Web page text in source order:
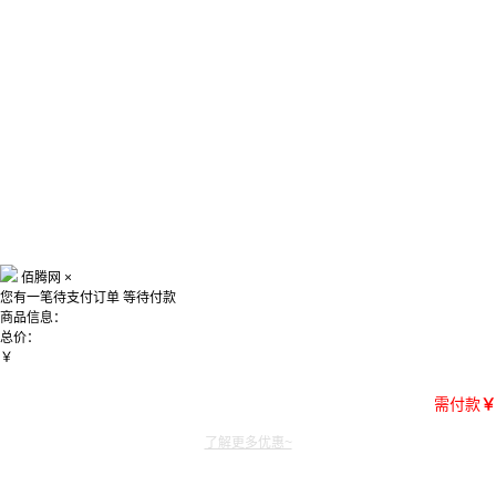
佰腾网 ×
您有一笔待支付订单 等待付款
商品信息：
总价：
￥
需付款￥
了解更多优惠~